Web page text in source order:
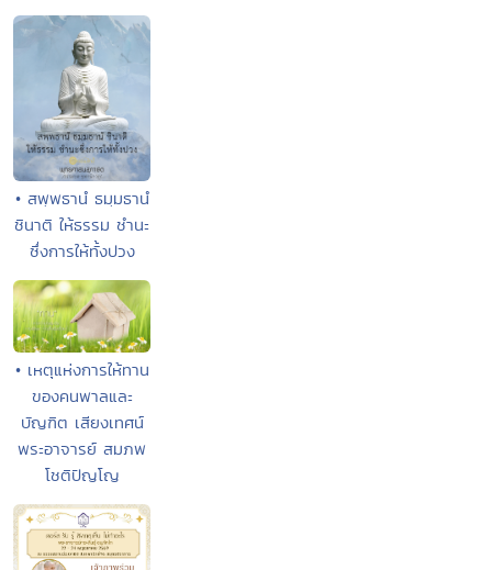
• สพฺพธานํ ธมฺมธานํ
ชินาติ ให้ธรรม ชำนะ
ซึ่งการให้ทั้งปวง
• เหตุแห่งการให้ทาน
ของคนพาลและ
บัญฑิต เสียงเทศน์
พระอาจารย์ สมภพ
โชติปัญโญ